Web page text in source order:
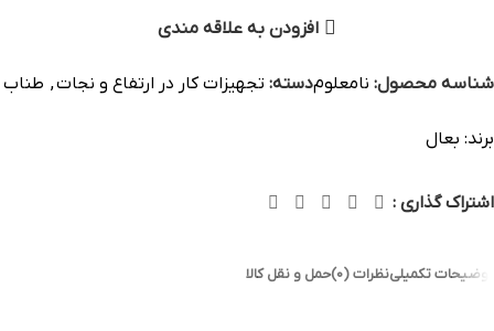
افزودن به علاقه مندی
شناسه محصول: نامعلومدسته: تجهیزات کار در ارتفاع و نجات, طناب
برند: بعال
اشتراک گذاری :
توضیحات تکمیلینظرات (0) حمل و نقل کالا